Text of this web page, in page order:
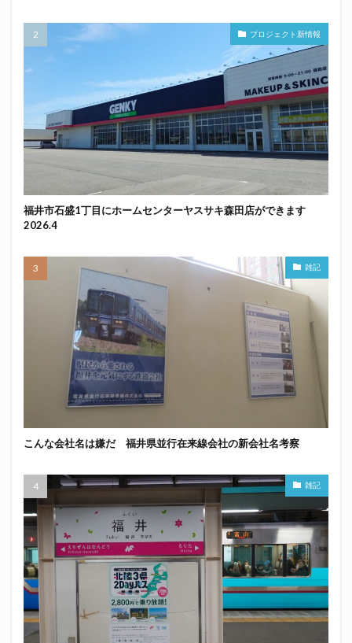
プロジェクト新情報
福井市石盛1丁目にホームセンターヤスサキ森田店ができます
2026.4
雑記
こんな会社名は嫌だ 福井県並行在来線会社の新会社名考察
雑記